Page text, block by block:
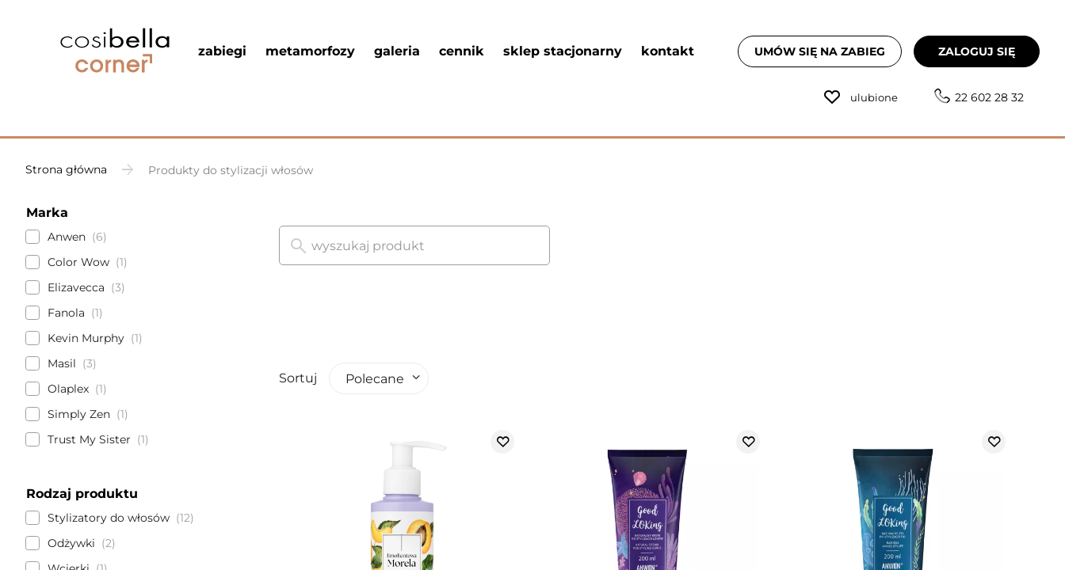
zabiegi metamorfozy galeria cennik sklep stacjonarny kontakt UMÓW SIĘ NA ZABIEG ZALOGUJ SIĘ
ulubione 22 602 28 32
Strona główna Produkty do stylizacji włosów
Marka
Anwen
6
Color Wow
1
Elizavecca
3
Fanola
1
Kevin Murphy
1
Masil
3
Olaplex
1
Simply Zen
1
Trust My Sister
1
Rodzaj produktu
Stylizatory do włosów
12
Odżywki
2
Sortuj Polecane